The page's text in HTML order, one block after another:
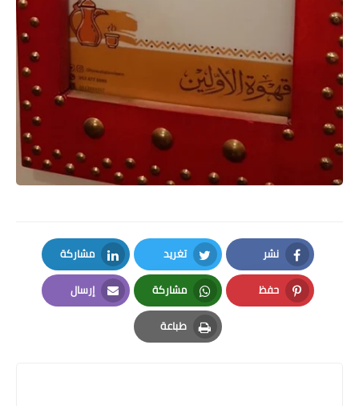
نشر
Facebook
تغريد
Twitter
مشاركة
LinkedIn
حفظ
Pinterest
مشاركة
Whatsapp
إرسال
Email
طباعة
Print